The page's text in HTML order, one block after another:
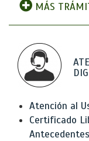
MÁS
Atención al
Certificado
Antecedentes